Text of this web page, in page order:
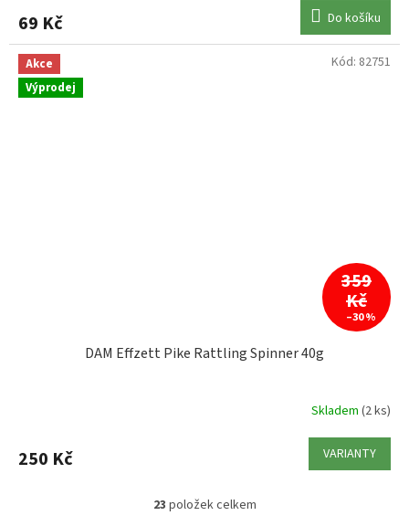
69 Kč Do košíku
Akce
Výprodej
359
Kč
–30 %
DAM Effzett Pike Rattling Spinner 40g
Skladem (2 ks)
250 Kč VARIANTY
Kód: 82751
O
23 položek celkem